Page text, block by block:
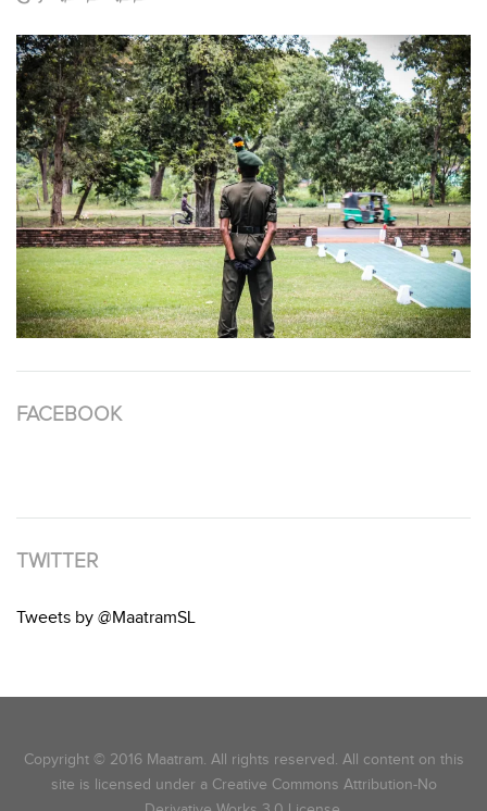
FACEBOOK
TWITTER
Tweets by @MaatramSL
Copyright © 2016 Maatram. All rights reserved. All content on this
site is licensed under a Creative Commons Attribution-No